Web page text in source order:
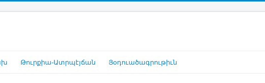
Թուրքիա-Ատրպէյճան Յօդուածագրութիւն